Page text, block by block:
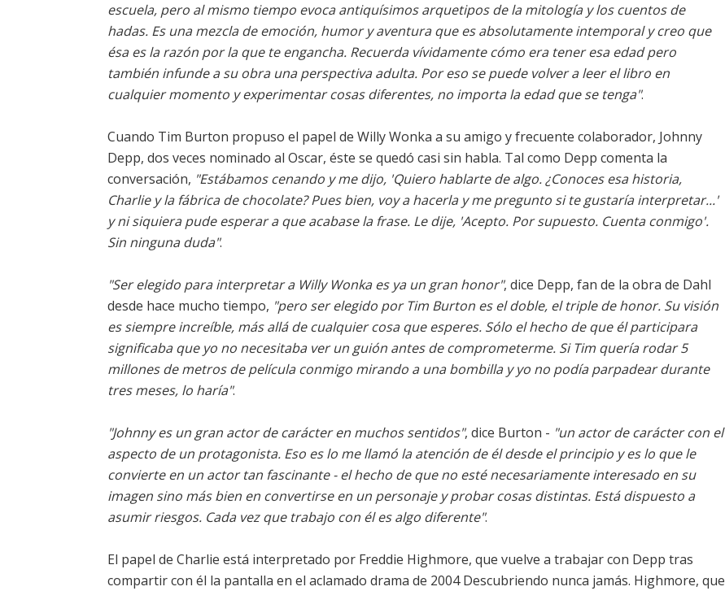
escuela, pero al mismo tiempo evoca antiquísimos arquetipos de la mitología y los cuentos de
hadas. Es una mezcla de emoción, humor y aventura que es absolutamente intemporal y creo que
ésa es la razón por la que te engancha. Recuerda vívidamente cómo era tener esa edad pero
también infunde a su obra una perspectiva adulta. Por eso se puede volver a leer el libro en
cualquier momento y experimentar cosas diferentes, no importa la edad que se tenga".
Cuando Tim Burton propuso el papel de Willy Wonka a su amigo y frecuente colaborador, Johnny
Depp, dos veces nominado al Oscar, éste se quedó casi sin habla. Tal como Depp comenta la
conversación, "Estábamos cenando y me dijo, 'Quiero hablarte de algo. ¿Conoces esa historia,
Charlie y la fábrica de chocolate? Pues bien, voy a hacerla y me pregunto si te gustaría interpretar...'
y ni siquiera pude esperar a que acabase la frase. Le dije, 'Acepto. Por supuesto. Cuenta conmigo'.
Sin ninguna duda".
"Ser elegido para interpretar a Willy Wonka es ya un gran honor", dice Depp, fan de la obra de Dahl
desde hace mucho tiempo, "pero ser elegido por Tim Burton es el doble, el triple de honor. Su visión
es siempre increíble, más allá de cualquier cosa que esperes. Sólo el hecho de que él participara
significaba que yo no necesitaba ver un guión antes de comprometerme. Si Tim quería rodar 5
millones de metros de película conmigo mirando a una bombilla y yo no podía parpadear durante
tres meses, lo haría".
"Johnny es un gran actor de carácter en muchos sentidos", dice Burton - "un actor de carácter con el
aspecto de un protagonista. Eso es lo me llamó la atención de él desde el principio y es lo que le
convierte en un actor tan fascinante - el hecho de que no esté necesariamente interesado en su
imagen sino más bien en convertirse en un personaje y probar cosas distintas. Está dispuesto a
asumir riesgos. Cada vez que trabajo con él es algo diferente".
El papel de Charlie está interpretado por Freddie Highmore, que vuelve a trabajar con Depp tras
compartir con él la pantalla en el aclamado drama de 2004 Descubriendo nunca jamás. Highmore, que